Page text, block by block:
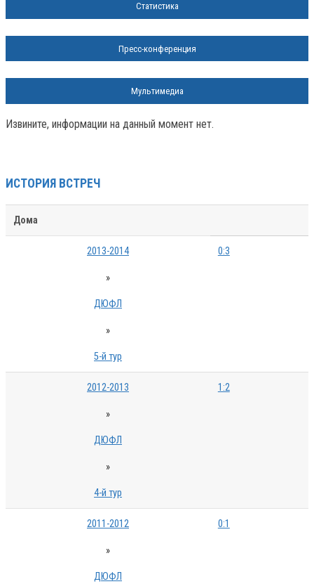
Статистика
Пресс-конференция
Мультимедиа
Извините, информации на данный момент нет.
ИСТОРИЯ ВСТРЕЧ
Дома
2013-2014
»
ДЮФЛ
»
5-й тур
0:3
2012-2013
»
ДЮФЛ
»
4-й тур
1:2
2011-2012
»
ДЮФЛ
0:1